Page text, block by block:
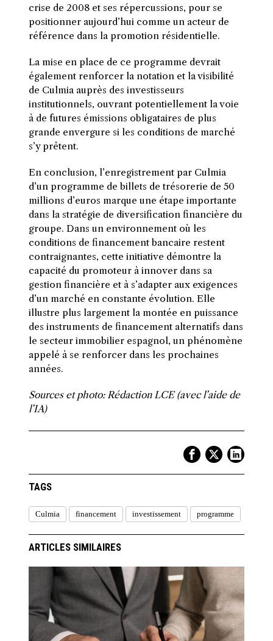
crise de 2008 et ses répercussions, pour se
positionner aujourd’hui comme un acteur de
référence dans la promotion résidentielle.
La mise en place de ce programme devrait
également renforcer la notation et la visibilité
de Culmia auprès des investisseurs
institutionnels, ouvrant potentiellement la voie
à de futures émissions obligataires de plus
grande envergure si les conditions de marché
s’y prêtent.
En conclusion, l’enregistrement par Culmia
d’un programme de billets de trésorerie de 50
millions d’euros marque une étape importante
dans la stratégie de diversification financière du
groupe. Dans un environnement où les
conditions de financement bancaire restent
contraignantes, cette initiative démontre la
capacité du promoteur à innover dans sa
gestion financière et à s’adapter aux exigences
d’un marché en constante évolution. Elle
illustre plus largement la montée en puissance
des instruments de financement alternatifs dans
le secteur immobilier espagnol, un phénomène
appelé à se renforcer dans les prochaines
années.
Sources et photo: Rédaction LCE (avec l’aide de
l’IA)
TAGS
Culmia financement investissement programme
ARTICLES SIMILAIRES